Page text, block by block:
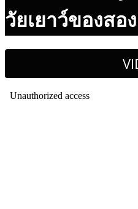
วัยเยาว์ของสอ